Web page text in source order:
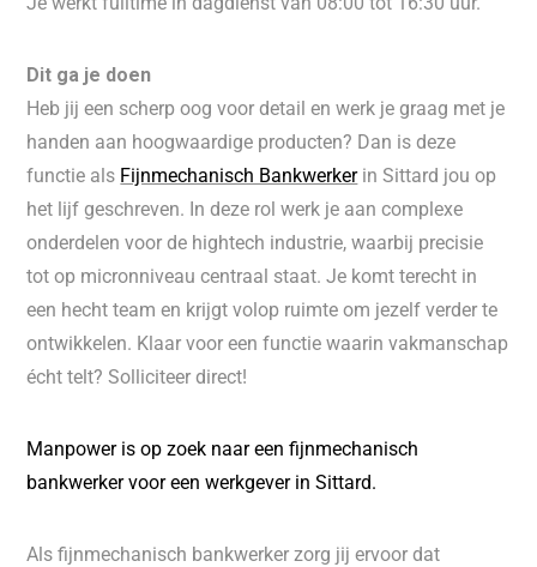
Dit ga je doen
Heb jij een scherp oog voor detail en werk je graag met je
handen aan hoogwaardige producten? Dan is deze
functie als Fijnmechanisch Bankwerkerin Sittard jou op
het lijf geschreven. In deze rol werk je aan complexe
onderdelen voor de hightech industrie, waarbij precisie
tot op micronniveau centraal staat. Je komt terecht in
een hecht team en krijgt volop ruimte om jezelf verder te
ontwikkelen. Klaar voor een functie waarin vakmanschap
écht telt? Solliciteer direct!
Manpower is op zoek naar een fijnmechanisch
bankwerker voor een werkgever in Sittard.
Als fijnmechanisch bankwerker zorg jij ervoor dat